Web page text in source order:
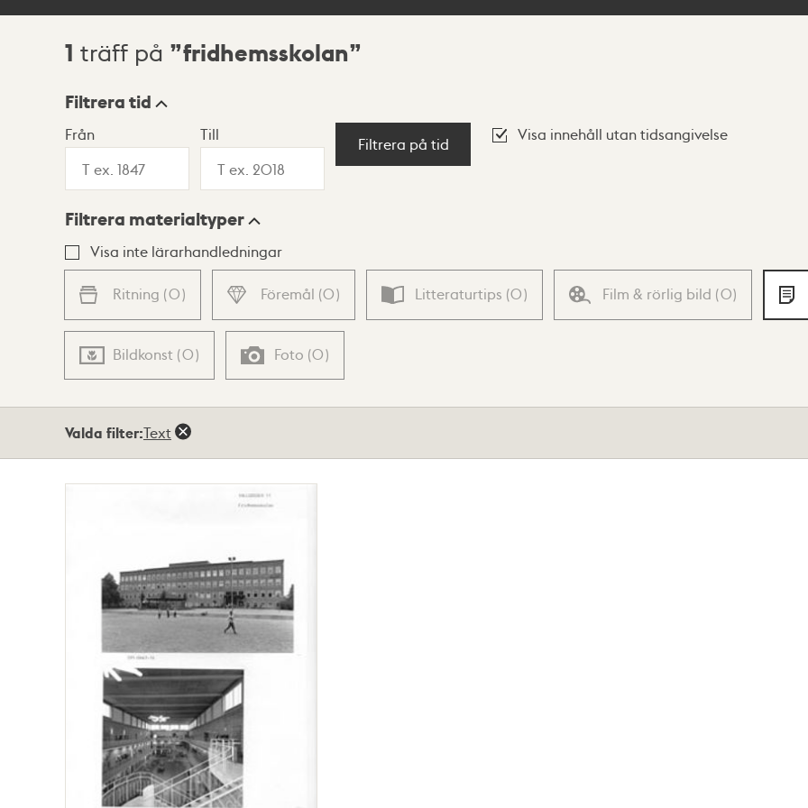
Sökresultat
1 träff på fridhemsskolan
Visningsläge
Lista Karta
Filtrera tid
Från Till
Filtrera på tid
Visa innehåll utan tidsangivelse
Filtrera materialtyper
Visa inte lärarhandledningar
Ritning (0) Föremål (0) Litteraturtips (0) Film & rörlig bild (0)
Bildkonst (0) Foto (0)
Valda filter:Text